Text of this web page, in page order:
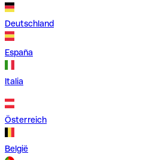
Deutschland
España
Italia
Österreich
België